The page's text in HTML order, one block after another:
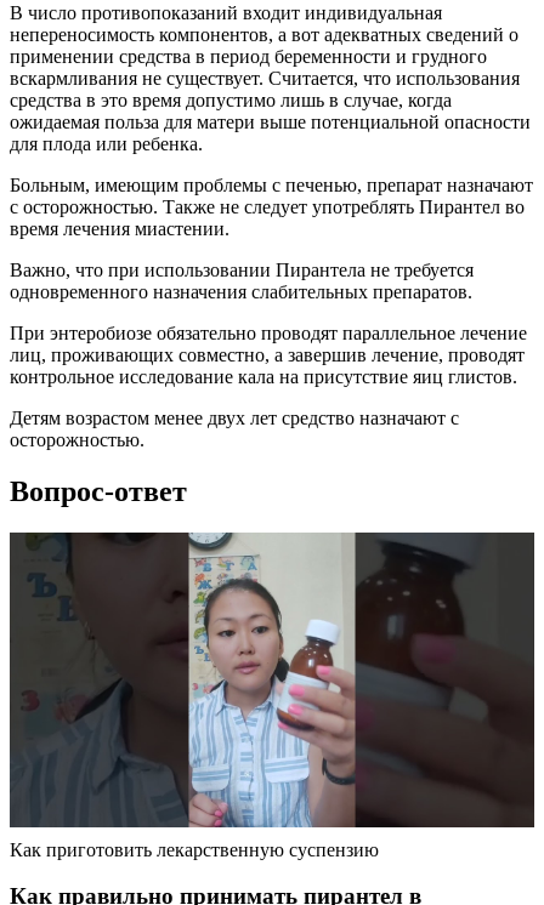
В число противопоказаний входит индивидуальная
непереносимость компонентов, а вот адекватных сведений о
применении средства в период беременности и грудного
вскармливания не существует. Считается, что использования
средства в это время допустимо лишь в случае, когда
ожидаемая польза для матери выше потенциальной опасности
для плода или ребенка.
Больным, имеющим проблемы с печенью, препарат назначают
с осторожностью. Также не следует употреблять Пирантел во
время лечения миастении.
Важно, что при использовании Пирантела не требуется
одновременного назначения слабительных препаратов.
При энтеробиозе обязательно проводят параллельное лечение
лиц, проживающих совместно, а завершив лечение, проводят
контрольное исследование кала на присутствие яиц глистов.
Детям возрастом менее двух лет средство назначают с
осторожностью.
Вопрос-ответ
Как приготовить лекарственную суспензию
Как правильно принимать пирантел в